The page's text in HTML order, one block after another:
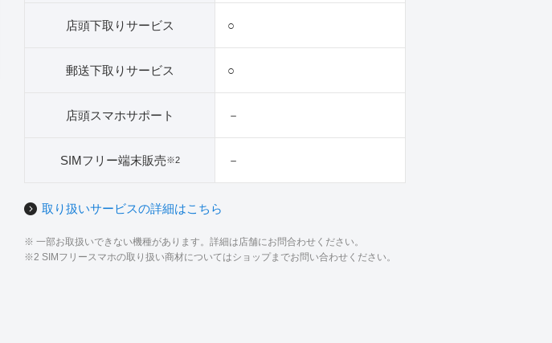
店頭下取りサービス ○
郵送下取りサービス ○
店頭スマホサポート －
SIMフリー端末販売※2 －
取り扱いサービスの詳細はこちら
※ 一部お取扱いできない機種があります。詳細は店舗にお問合わせください。
※2 SIMフリースマホの取り扱い商材についてはショップまでお問い合わせください。